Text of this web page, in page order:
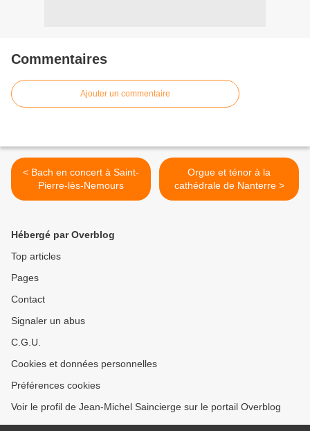
Commentaires
Ajouter un commentaire
< Bach en concert à Saint-
Pierre-lès-Nemours
Orgue et ténor à la
cathédrale de Nanterre >
Hébergé par Overblog
Top articles
Pages
Contact
Signaler un abus
C.G.U.
Cookies et données personnelles
Préférences cookies
Voir le profil de Jean-Michel Saincierge sur le portail Overblog